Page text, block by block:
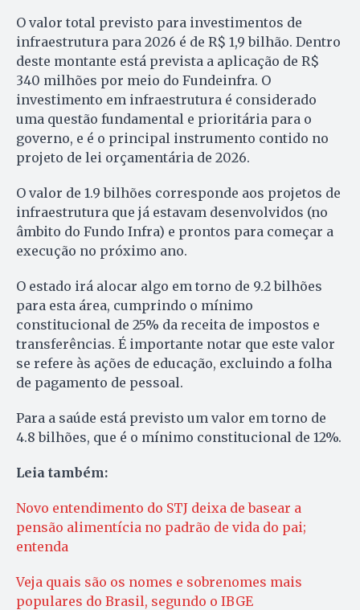
O valor total previsto para investimentos de
infraestrutura para 2026 é de R$ 1,9 bilhão. Dentro
deste montante está prevista a aplicação de R$
340 milhões por meio do Fundeinfra. O
investimento em infraestrutura é considerado
uma questão fundamental e prioritária para o
governo, e é o principal instrumento contido no
projeto de lei orçamentária de 2026.
O valor de 1.9 bilhões corresponde aos projetos de
infraestrutura que já estavam desenvolvidos (no
âmbito do Fundo Infra) e prontos para começar a
execução no próximo ano.
O estado irá alocar algo em torno de 9.2 bilhões
para esta área, cumprindo o mínimo
constitucional de 25% da receita de impostos e
transferências. É importante notar que este valor
se refere às ações de educação, excluindo a folha
de pagamento de pessoal.
Para a saúde está previsto um valor em torno de
4.8 bilhões, que é o mínimo constitucional de 12%.
Leia também:
Novo entendimento do STJ deixa de basear a
pensão alimentícia no padrão de vida do pai;
entenda
Veja quais são os nomes e sobrenomes mais
populares do Brasil, segundo o IBGE